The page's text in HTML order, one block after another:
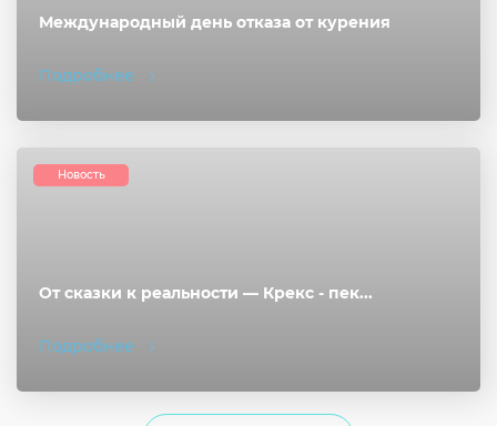
Международный день отказа от курения
Подробнее
От сказки к реальности — Крекс - пек...
Подробнее
Новость